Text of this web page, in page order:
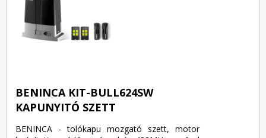
BENINCA KIT-BULL624SW
KAPUNYITÓ SZETT
BENINCA - tolókapu mozgató szett, motor